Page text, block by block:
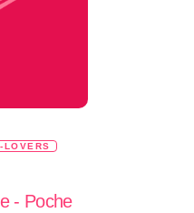
LOVERS
- Poche